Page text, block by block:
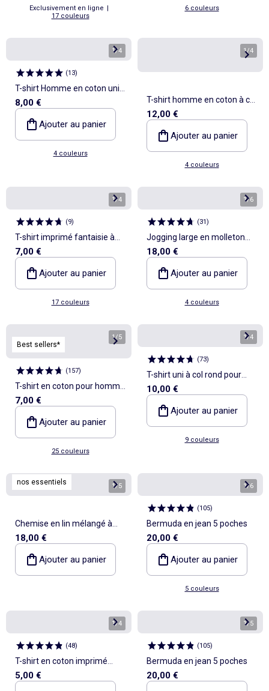
Exclusivement en ligne |
17 couleurs
6 couleurs
1/4
(13)
T-shirt Homme en coton uni
à col rond
8,00 €
Ajouter au panier
4 couleurs
1/4
T-shirt homme en coton à col
rond avec motif placé
12,00 €
Ajouter au panier
4 couleurs
1/4
(9)
T-shirt imprimé fantaisie à
manches courtes
7,00 €
Ajouter au panier
17 couleurs
1/6
(31)
Jogging large en molleton
léger
18,00 €
Ajouter au panier
4 couleurs
Best sellers*
1/5
(157)
T-shirt en coton pour homme
à col rond avec motif
7,00 €
Ajouter au panier
25 couleurs
1/4
(73)
T-shirt uni à col rond pour
homme
10,00 €
Ajouter au panier
9 couleurs
nos essentiels 1/5
Chemise en lin mélangé à
manches courtes
18,00 €
Ajouter au panier
1/6
(105)
Bermuda en jean 5 poches
20,00 €
Ajouter au panier
5 couleurs
1/4
(48)
T-shirt en coton imprimé
pour homme à col rond
5,00 €
1/5
(105)
Bermuda en jean 5 poches
20,00 €